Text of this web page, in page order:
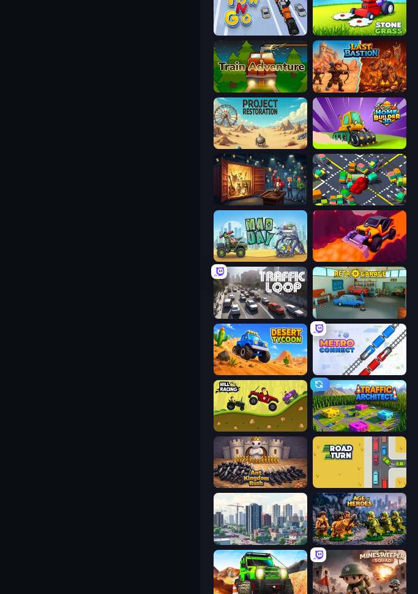
Tow N Go Stone Grass: Mowing Simulator
Train Adventure Last Bastion
Project Restoration Home Builder 3D
Container Auction Slightly Annoying Traffic
Mad Day Special Sand King
Traffic Loop
Desert Tycoon Metro Connect
Hill Racing Traffic Architect
Ant Kingdom Rush
SuperCity 3D Age of Heroes